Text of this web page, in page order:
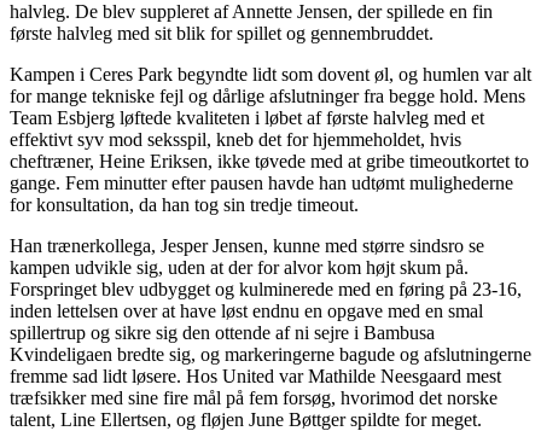
halvleg. De blev suppleret af Annette Jensen, der spillede en fin
første halvleg med sit blik for spillet og gennembruddet.
Kampen i Ceres Park begyndte lidt som dovent øl, og humlen var alt
for mange tekniske fejl og dårlige afslutninger fra begge hold. Mens
Team Esbjerg løftede kvaliteten i løbet af første halvleg med et
effektivt syv mod seksspil, kneb det for hjemmeholdet, hvis
cheftræner, Heine Eriksen, ikke tøvede med at gribe timeoutkortet to
gange. Fem minutter efter pausen havde han udtømt mulighederne
for konsultation, da han tog sin tredje timeout.
Han trænerkollega, Jesper Jensen, kunne med større sindsro se
kampen udvikle sig, uden at der for alvor kom højt skum på.
Forspringet blev udbygget og kulminerede med en føring på 23-16,
inden lettelsen over at have løst endnu en opgave med en smal
spillertrup og sikre sig den ottende af ni sejre i Bambusa
Kvindeligaen bredte sig, og markeringerne bagude og afslutningerne
fremme sad lidt løsere. Hos United var Mathilde Neesgaard mest
træfsikker med sine fire mål på fem forsøg, hvorimod det norske
talent, Line Ellertsen, og fløjen June Bøttger spildte for meget.